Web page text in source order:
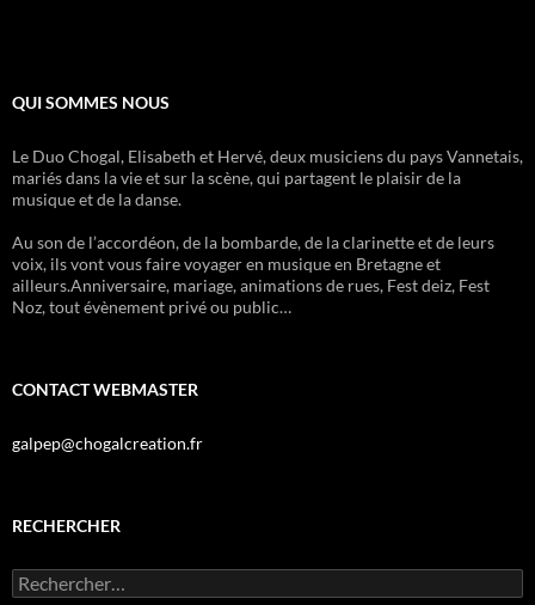
QUI SOMMES NOUS
Le Duo Chogal, Elisabeth et Hervé, deux musiciens du pays Vannetais,
mariés dans la vie et sur la scène, qui partagent le plaisir de la
musique et de la danse.
Au son de l’accordéon, de la bombarde, de la clarinette et de leurs
voix, ils vont vous faire voyager en musique en Bretagne et
ailleurs.Anniversaire, mariage, animations de rues, Fest deiz, Fest
Noz, tout évènement privé ou public…
CONTACT WEBMASTER
galpep@chogalcreation.fr
RECHERCHER
Rechercher :